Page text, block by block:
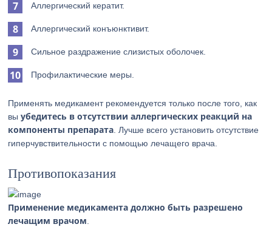
Аллергический кератит.
Аллергический конъюнктивит.
Сильное раздражение слизистых оболочек.
Профилактические меры.
Применять медикамент рекомендуется только после того, как
выубедитесь в отсутствии аллергических реакций на
компоненты препарата . Лучше всего установить отсутствие
гиперчувствительности с помощью лечащего врача.
Противопоказания
Применение медикамента должно быть разрешено
лечащим врачом